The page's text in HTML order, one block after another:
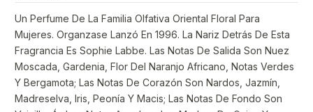
Un Perfume De La Familia Olfativa Oriental Floral Para
Mujeres. Organzase Lanzó En 1996. La Nariz Detrás De Esta
Fragrancia Es Sophie Labbe. Las Notas De Salida Son Nuez
Moscada, Gardenia, Flor Del Naranjo Africano, Notas Verdes
Y Bergamota; Las Notas De Corazón Son Nardos, Jazmín,
Madreselva, Iris, Peonía Y Macis; Las Notas De Fondo Son